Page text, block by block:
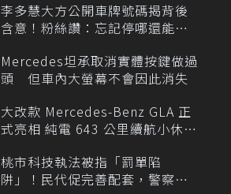
李多慧大方公開車牌號碼揭背後
含意！粉絲讚：忘記停哪還能幫
Mercedes坦承取消實體按鍵做過
頭 但車內大螢幕不會因此消失
大改款 Mercedes-Benz GLA 正
式亮相 純電 643 公里續航小休
桃市科技執法被指「罰單陷
阱」！民代促完善配套，警察局